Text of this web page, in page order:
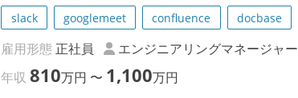
slack googlemeet confluence docbase
雇用形態 正社員 エンジニアリングマネージャー
年収810万円 〜 1,100万円